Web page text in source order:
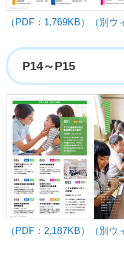
（PDF：1,769KB）（別ウ
P14～P15
（PDF：2,187KB）（別ウ